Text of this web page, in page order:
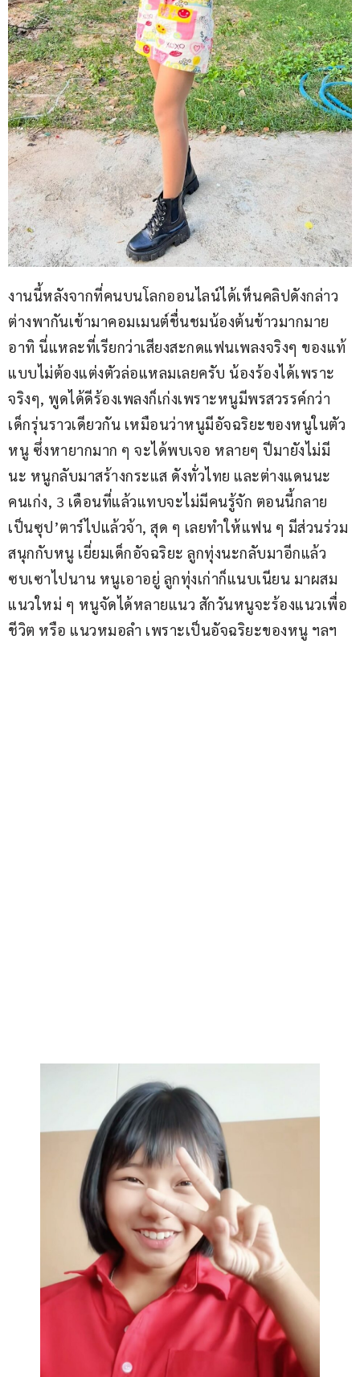
งานนี้หลังจากที่คนบนโลกออนไลน์ได้เห็นคลิปดังกล่าว
ต่างพากันเข้ามาคอมเมนต์ชื่นชมน้องต้นข้าวมากมาย
อาทิ นี่แหละที่เรียกว่าเสียงสะกดแฟนเพลงจริงๆ ของแท้
แบบไม่ต้องแต่งตัวล่อแหลมเลยครับ น้องร้องได้เพราะ
จริงๆ, พูดได้ดีร้องเพลงก็เก่งเพราะหนูมีพรสวรรค์กว่า
เด็กรุ่นราวเดียวกัน เหมือนว่าหนูมีอัจฉริยะของหนูในตัว
หนู ซึ่งหายากมาก ๆ จะได้พบเจอ หลายๆ ปีมายังไม่มี
นะ หนูกลับมาสร้างกระแส ดังทั่วไทย และต่างแดนนะ
คนเก่ง, 3 เดือนที่แล้วแทบจะไม่มีคนรู้จัก ตอนนี้กลาย
เป็นซุป’ตาร์ไปแล้วจ้า, สุด ๆ เลยทำให้แฟน ๆ มีส่วนร่วม
สนุกกับหนู เยี่ยมเด็กอัจฉริยะ ลูกทุ่งนะกลับมาอีกแล้ว
ซบเซาไปนาน หนูเอาอยู่ ลูกทุ่งเก่าก็แนบเนียน มาผสม
แนวใหม่ ๆ หนูจัดได้หลายแนว สักวันหนูจะร้องแนวเพื่อ
ชีวิต หรือ แนวหมอลำ เพราะเป็นอัจฉริยะของหนู ฯลฯ